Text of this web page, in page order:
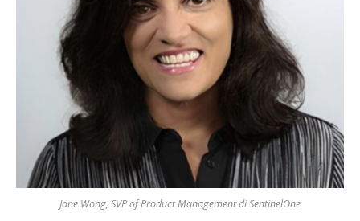
Jane Wong, SVP of Product Management di SentinelOne